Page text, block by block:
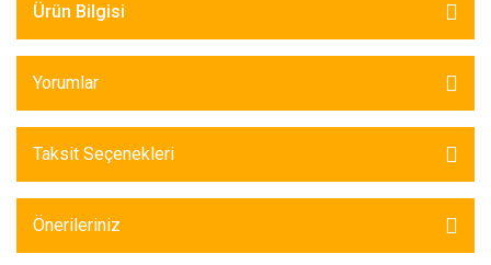
Ürün Bilgisi
Yorumlar
Taksit Seçenekleri
Önerileriniz